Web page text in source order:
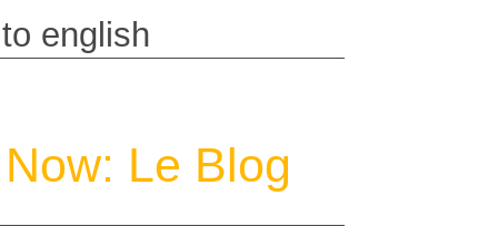
Now: Le Blog